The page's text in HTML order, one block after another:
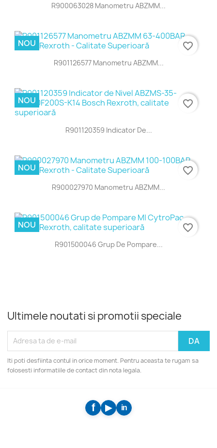
R900063028 Manometru ABZMM...
R901126577 Manometru ABZMM...
NOU favorite_border
R901120359 Indicator De...
NOU favorite_border
R900027970 Manometru ABZMM...
NOU favorite_border
R901500046 Grup De Pompare...
NOU favorite_border
Ultimele noutati si promotii speciale
Iti poti desfiinta contul in orice moment. Pentru aceasta te rugam sa
folosesti informatiile de contact din nota legala.